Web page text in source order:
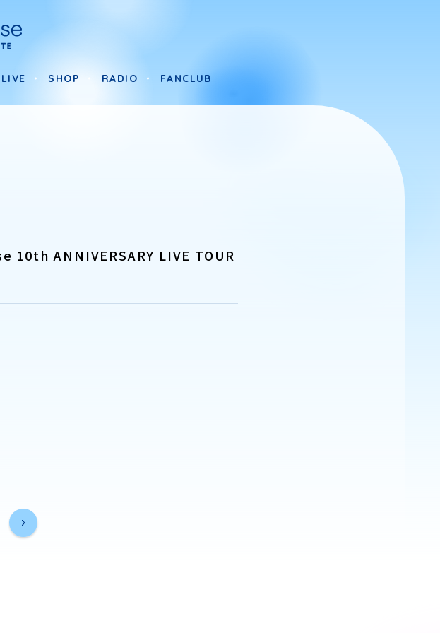
LIVE
LIVE SHOP RADIO FANCLUB
10th ANNIVERSARY LIVE TOUR